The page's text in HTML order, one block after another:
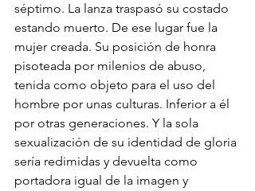
séptimo. La lanza traspasó su costado
estando muerto. De ese lugar fue la
mujer creada. Su posición de honra
pisoteada por milenios de abuso,
tenida como objeto para el uso del
hombre por unas culturas. Inferior a él
por otras generaciones. Y la sola
sexualización de su identidad de gloria
sería redimidas y devuelta como
portadora igual de la imagen y